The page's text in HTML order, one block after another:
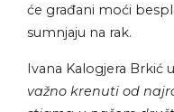
će građani moći
sumnjaju na rak.
Ivana Kalogjera Brkić
važno krenuti od